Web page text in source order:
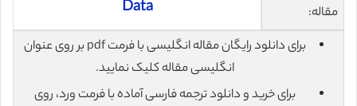
مقاله:
Data
برای دانلود رایگان مقاله انگلیسی با فرمت pdf بر روی عنوان
انگلیسی مقاله کلیک نمایید.
برای خرید و دانلود ترجمه فارسی آماده با فرمت ورد، روی